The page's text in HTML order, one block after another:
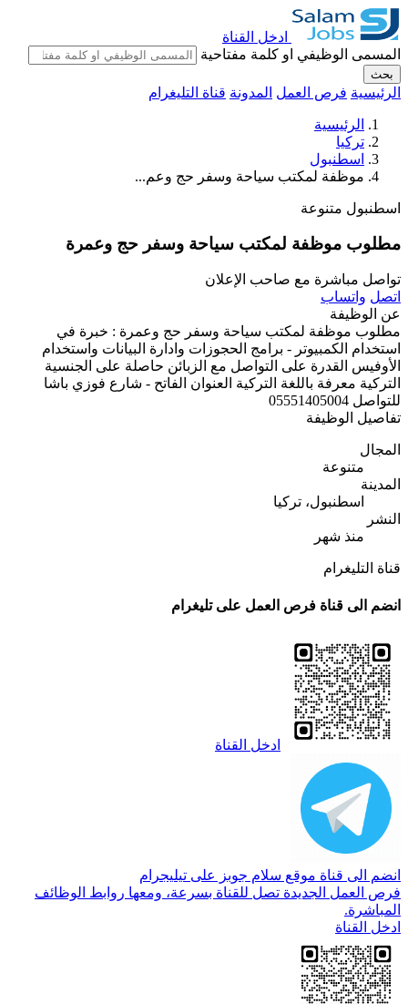
ادخل القناة
المسمى الوظيفي او كلمة مفتاحية
بحث
الرئيسية فرص العمل المدونة قناة التليغرام
الرئيسية
تركيا
اسطنبول
موظفة لمكتب سياحة وسفر حج وعم...
اسطنبول متنوعة
مطلوب موظفة لمكتب سياحة وسفر حج وعمرة
تواصل مباشرة مع صاحب الإعلان
اتصل واتساب
عن الوظيفة
مطلوب موظفة لمكتب سياحة وسفر حج وعمرة : خبرة في
استخدام الكمبيوتر - برامج الحجوزات وادارة البيانات واستخدام
الأوفيس القدرة على التواصل مع الزبائن حاصلة على الجنسية
التركية معرفة باللغة التركية العنوان الفاتح - شارع فوزي باشا
للتواصل 05551405004
تفاصيل الوظيفة
المجال
متنوعة
المدينة
اسطنبول، تركيا
النشر
منذ شهر
قناة التليغرام
انضم الى قناة فرص العمل على تليغرام
ادخل القناة
انضم الى قناة موقع سلام جوبز على تيليجرام
فرص العمل الجديدة تصل للقناة بسرعة، ومعها روابط الوظائف
المباشرة.
ادخل القناة